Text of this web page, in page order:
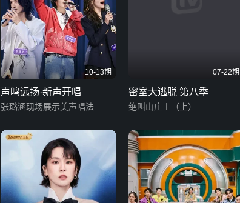
10-13期
声鸣远扬·新声开唱
张璐涵现场展示美声唱法
07-22期
密室大逃脱 第八季
绝叫山庄Ⅰ（上）